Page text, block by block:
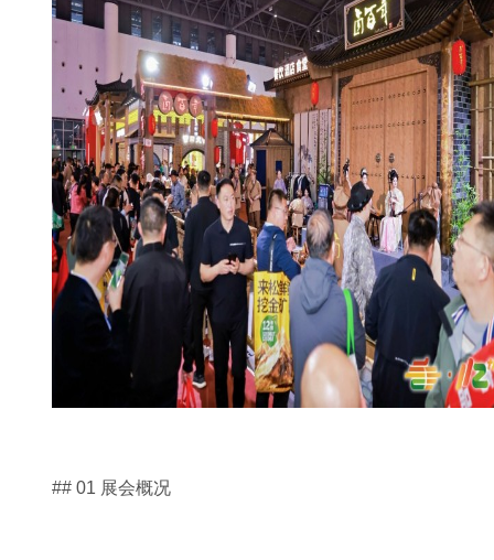
## 01 展会概况